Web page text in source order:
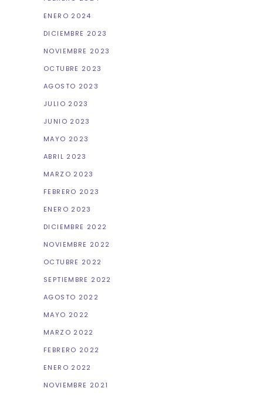
ENERO 2024
DICIEMBRE 2023
NOVIEMBRE 2023
OCTUBRE 2023
AGOSTO 2023
JULIO 2023
JUNIO 2023
MAYO 2023
ABRIL 2023
MARZO 2023
FEBRERO 2023
ENERO 2023
DICIEMBRE 2022
NOVIEMBRE 2022
OCTUBRE 2022
SEPTIEMBRE 2022
AGOSTO 2022
MAYO 2022
MARZO 2022
FEBRERO 2022
ENERO 2022
NOVIEMBRE 2021